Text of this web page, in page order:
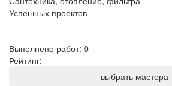
Успешных проектов
Выполнено работ: 0
Рейтинг:
выбрать мастера